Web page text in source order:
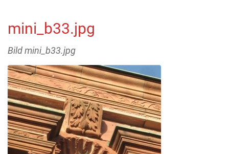
mini_b33.jpg
Bild mini_b33.jpg